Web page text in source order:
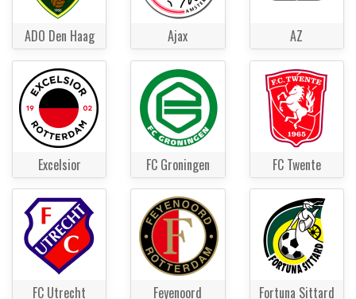
ADO Den Haag Ajax AZ
Excelsior FC Groningen FC Twente
FC Utrecht Feyenoord Fortuna Sittard